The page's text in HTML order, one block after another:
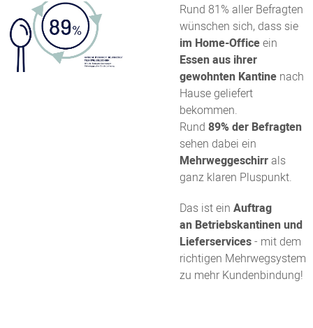
Rund 81% aller Befragten
wünschen sich, dass sie
im Home-Officeein
Essen aus ihrer
gewohnten Kantine nach
Hause geliefert
bekommen.
Rund 89% der Befragten
sehen dabei ein
Mehrweggeschirrals
ganz klaren Pluspunkt.
Das ist ein Auftrag
an Betriebskantinen und
Lieferservices- mit dem
richtigen Mehrwegsystem
zu mehr Kundenbindung!